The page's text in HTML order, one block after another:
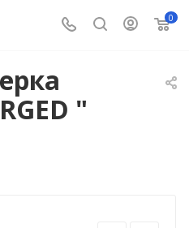
0
"